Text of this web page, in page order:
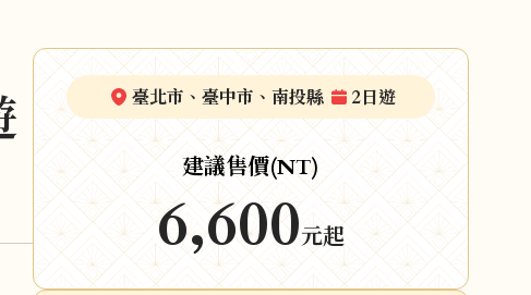
臺北市、臺中市、南投縣 2日遊
建議售價(NT)
6,600元起